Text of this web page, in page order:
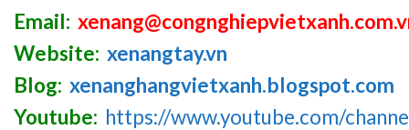
Email:
Website: xenangtay.vn
Blog: xenanghangvietxanh.blogspot.com
Youtube: https://www.youtube.com/